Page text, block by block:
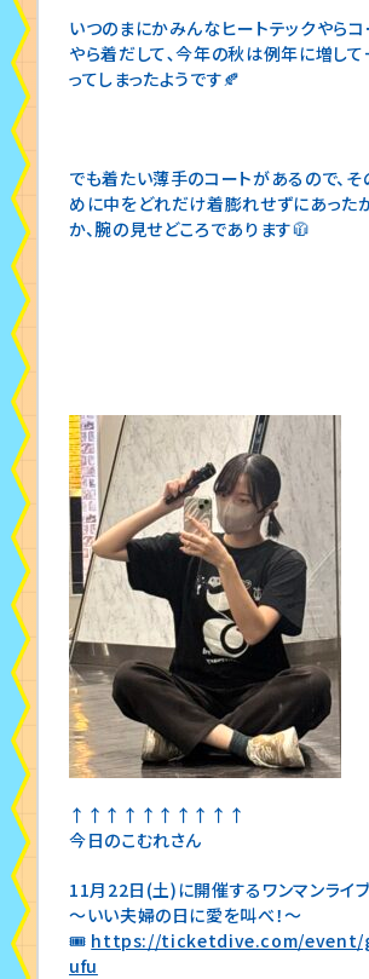
いつのまにかみんなヒートテックやらコ
やら着だして､今年の秋は例年に増し
ってしまったようです🍂
でも着たい薄手のコートがあるので、
めに中をどれだけ着膨れせずにあった
か、腕の見せどころであります🧥
↑↑↑↑↑↑↑↑↑↑
今日のこむれさん
11月22日(土)に開催するワンマンライ
～いい夫婦の日に愛を叫べ！〜
🎟 https://ticketdive.com/event/
ufu